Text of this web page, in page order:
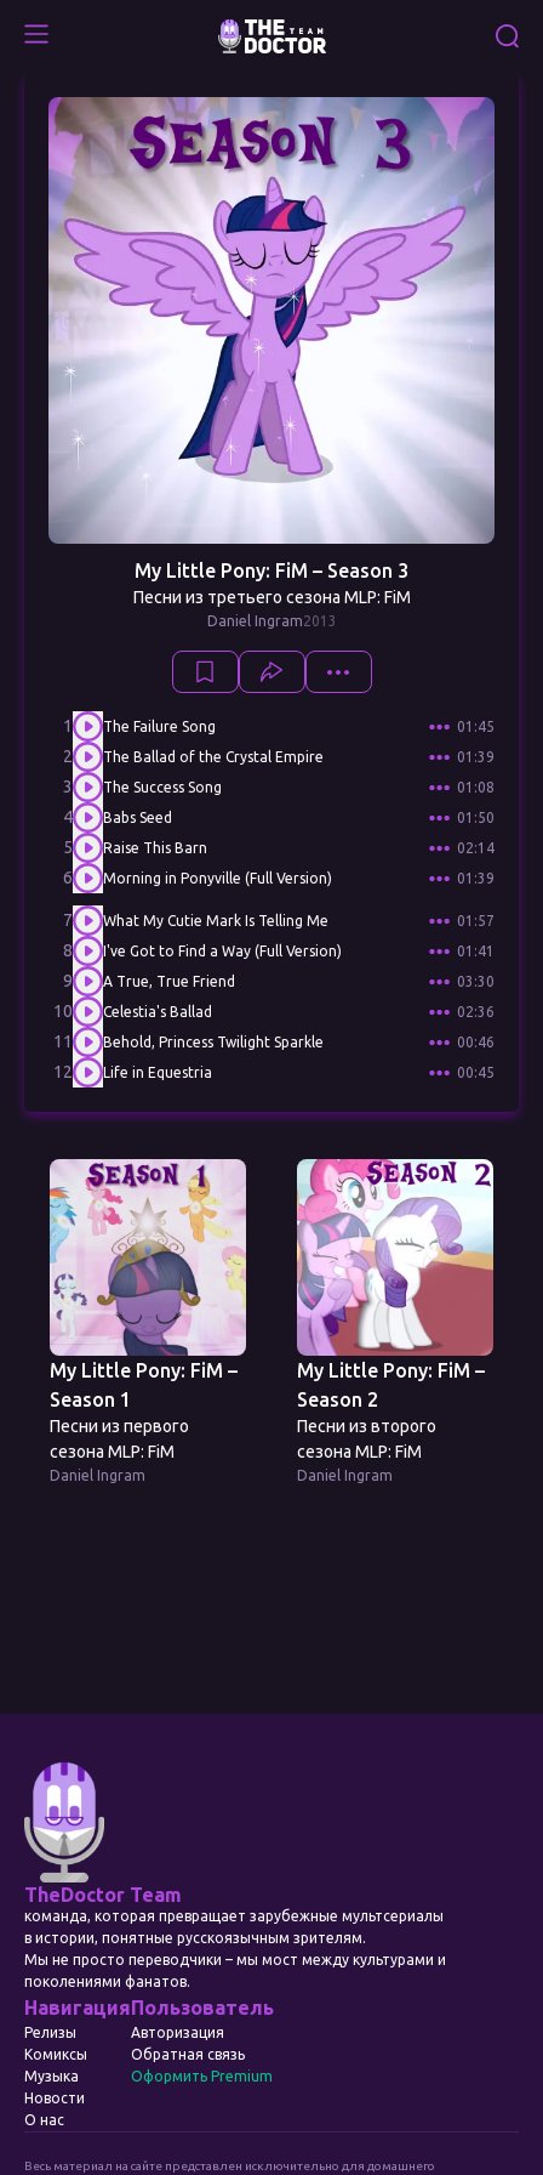
My Little Pony: FiM – Season 3
Песни из третьего сезона MLP: FiM
Daniel Ingram2013
1 The Failure Song 01:45
2 The Ballad of the Crystal Empire 01:39
3 The Success Song 01:08
4 Babs Seed 01:50
5 Raise This Barn 02:14
6 Morning in Ponyville (Full Version) 01:39
7 What My Cutie Mark Is Telling Me 01:57
8 I've Got to Find a Way (Full Version) 01:41
9 A True, True Friend 03:30
10 Celestia's Ballad 02:36
11 Behold, Princess Twilight Sparkle 00:46
12 Life in Equestria 00:45
My Little Pony: FiM –
Season 1
Песни из первого
сезона MLP: FiM
Daniel Ingram
My Little Pony: FiM –
Season 2
Песни из второго
сезона MLP: FiM
Daniel Ingram
TheDoctor Team
команда, которая превращает зарубежные мультсериалы
в истории, понятные русскоязычным зрителям.
Мы не просто переводчики – мы мост между культурами и
поколениями фанатов.
Навигация
Релизы
Комиксы
Музыка
Новости
О нас
Пользователь
Авторизация
Обратная связь
Оформить Premium
Весь материал на сайте представлен исключительно для домашнего